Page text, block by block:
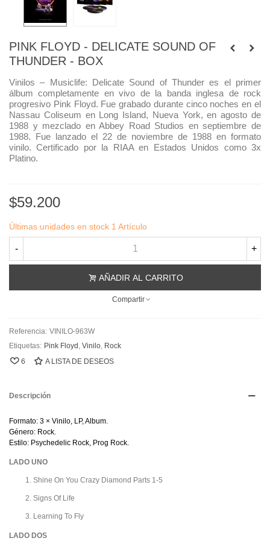
PINK FLOYD - DELICATE SOUND OF
THUNDER - BOX
Vinilos – Musiclife: Delicate Sound of Thunder es el primer
álbum completamente en vivo de la banda inglesa de rock
progresivo Pink Floyd. Fue grabado durante cinco noches en el
Nassau Coliseum en Long Island, Nueva York, en agosto de
1988 y mezclado en Abbey Road Studios en septiembre de
1988. Fue lanzado el 22 de noviembre de 1988 en formato
vinilo.Certificado por la RIAA en Estados Unidos como 3x
Platino.
$59.200
Últimas unidades en stock 1 Artículo
- +
AÑADIR AL CARRITO
Compartir
Referencia: VINILO-963W
Etiquetas: Pink Floyd , Vinilo, Rock
6
A LISTA DE DESEOS
Descripción
Formato: 3 × Vinilo, LP, Album.
Género: Rock.
Estilo: Psychedelic Rock, Prog Rock.
LADO UNO
Shine On You Crazy Diamond Parts 1-5
Signs Of Life
Learning To Fly
LADO DOS